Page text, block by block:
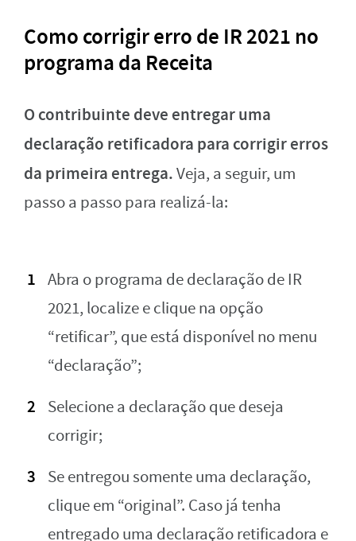
Como corrigir erro de IR 2021 no
programa da Receita
O contribuinte deve entregar uma
declaração retificadora para corrigir erros
da primeira entrega.Veja, a seguir, um
passo a passo para realizá-la:
Abra o programa de declaração de IR
2021, localize e clique na opção
“retificar”, que está disponível no menu
“declaração”;
Selecione a declaração que deseja
corrigir;
Se entregou somente uma declaração,
clique em “original”. Caso já tenha
entregado uma declaração retificadora e